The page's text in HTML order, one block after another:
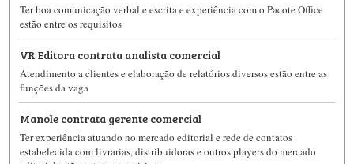
Ter boa comunicação verbal e escrita e experiência com o Pacote Office
estão entre os requisitos
VR Editora contrata analista comercial
Atendimento a clientes e elaboração de relatórios diversos estão entre as
funções da vaga
Manole contrata gerente comercial
Ter experiência atuando no mercado editorial e rede de contatos
estabelecida com livrarias, distribuidoras e outros players do mercado